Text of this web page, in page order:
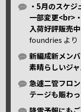
・5月のスケ
一部変更<br>
入荷好評販売中
foundries より
新編成新メン
素晴らしいジ
急遽二管フロ
テージも賑わ